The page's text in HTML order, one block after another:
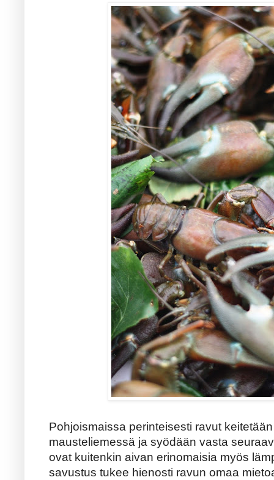
Pohjoismaissa perinteisesti ravut
mausteliemessä ja syödään vasta
ovat kuitenkin aivan erinomaisia myös
savustus tukee hienosti ravun omaa